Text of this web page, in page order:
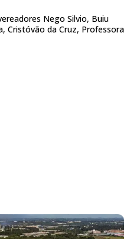
Nego Silvio, Buiu
Cristóvão da Cruz, Professora